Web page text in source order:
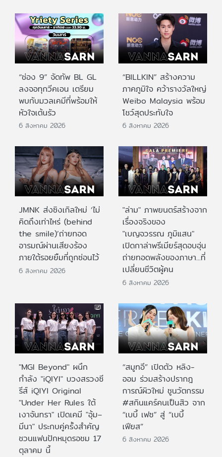
“ช่อง 9” จัดทัพ BL GL
ลงจอทุกวีคเอน เตรียม
พบกับมวลเคมีที่พร้อมให้
หัวใจเต้นรัว
6 สิงหาคม 2026
“BILLKIN” สร้างความ
ภาคภูมิใจ คว้ารางวัลใหญ่
Weibo Malaysia พร้อม
โชว์สุดประทับใจ
6 สิงหาคม 2026
JMNK ส่งซิงเกิลใหม่ ‘ไม่
คิดถึงเท่าไหร่ (behind
the smile)’ถ่ายทอด
อารมณ์ผ่านเสียงร้อง
ภายใต้รอยยิ้มที่ถูกซ่อนไว้
6 สิงหาคม 2026
"ล่าม" ภาพยนตร์สร้างจาก
เรื่องจริงของ
"เบญจวรรณ ภูมิแสน"
เปิดกาล่าพรีเมียร์สุดอบอุ่น
ถ่ายทอดพลังของภาษา...ที่
เปลี่ยนชีวิตผู้คน
6 สิงหาคม 2026
"MGI Beyond" ผนึก
กำลัง "iQIYI" บวงสรวงซี
รีส์ iQIYI Original
"Under Her Rules ใต้
เงาจันทรา" เปิดเคมี "อุ้ม–
มีนา" ประกบคู่ครั้งสำคัญ
ชวนแฟนปักหมุดรอชม 17
ตุลาคม นี้
“สมูทอี” เปิดตัว หลิง-
ออม ร่วมสร้างปรากฎ
การณ์ผิวใหม่ ชูนวัตกรรม
#สกินแคร์คนเป็นสิว จาก
“เบบี้ เฟซ” สู่ “เบบี้
เฟียส”
6 สิงหาคม 2026